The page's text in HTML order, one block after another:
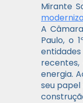
Mirante
A
Paulo, o
energia.
seu